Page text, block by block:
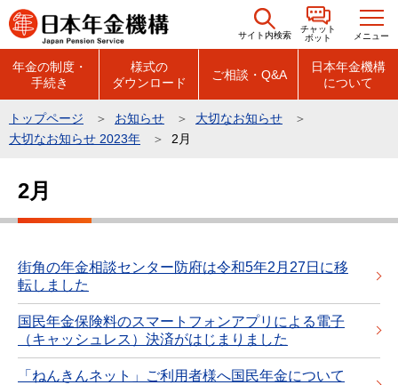
こ
の
す
サイト内検索
チャット
ボット
メニュー
年金の制度・
手続き
様式の
ダウンロード
ご相談・Q&A
日本年金機構
について
トップページ お知らせ
大切なお知らせ
大切なお知らせ 2023年
2月
こ
2月
街角の年金相談センター防府は令和5年2月27日に移
転しました
国民年金保険料のスマートフォンアプリによる電子
（キャッシュレス）決済がはじまりました
「ねんきんネット」ご利用者様へ国民年金について